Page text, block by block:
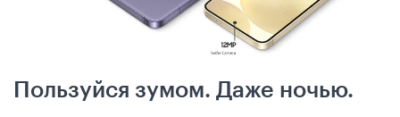
Пользуйся зумом. Даже ночью.